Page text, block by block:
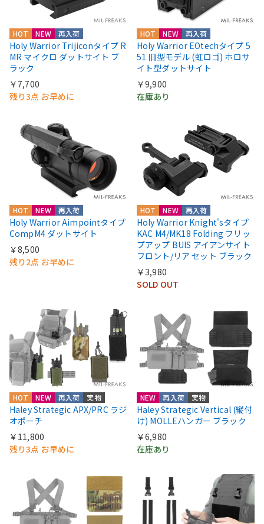
HOT NEW 再入荷
Holy Warrior Trijiconタイプ R
MR マイクロ ダットサイト ブ
ラック
￥7,700
残り3点 お早めに
HOT NEW 再入荷
Holy Warrior EOtechタイプ 5
51 旧型モデル (虹ロゴ) ホロサ
イト型ダットサイト
￥9,900
在庫あり
HOT NEW 再入荷
Holy Warrior Aimpointタイプ
CompM4 ダットサイト
￥8,500
残り2点 お早めに
HOT NEW 再入荷
Holy Warrior Knight'sタイプ
KAC M4/MK18 Folding フリッ
プアップ BUIS アイアンサイト
フロント/リア セット ブラック
￥3,980
SOLD OUT
HOT NEW 再入荷 実物
Haley Strategic APX/PRC ラジ
オポーチ
￥11,800
残り3点 お早めに
NEW 再入荷 実物
Haley Strategic Vertical (縦付
け) MOLLEハンガー ブラック
￥6,980
在庫あり